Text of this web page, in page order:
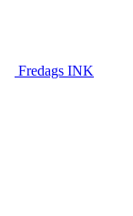
Fredags INK